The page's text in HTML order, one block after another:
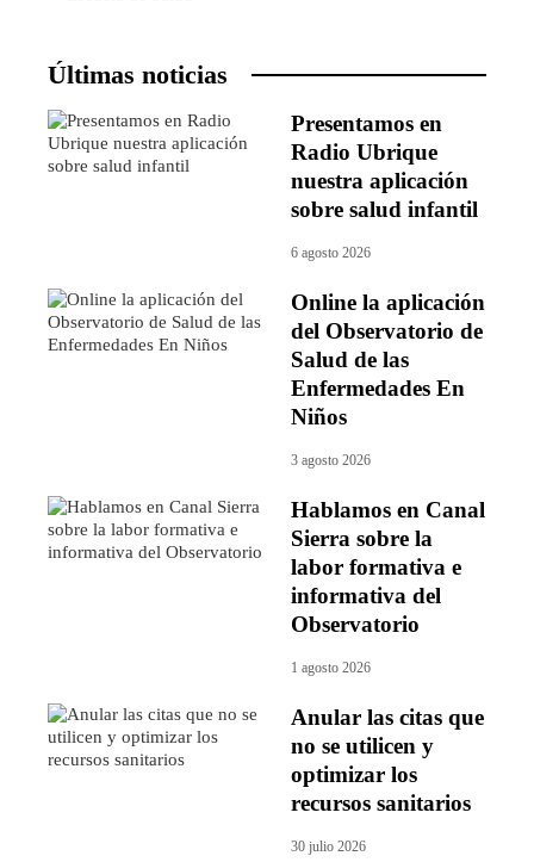
Últimas noticias
Presentamos en
Radio Ubrique
nuestra aplicación
sobre salud infantil
6 agosto 2026
Online la aplicación
del Observatorio de
Salud de las
Enfermedades En
Niños
3 agosto 2026
Hablamos en Canal
Sierra sobre la
labor formativa e
informativa del
Observatorio
1 agosto 2026
Anular las citas que
no se utilicen y
optimizar los
recursos sanitarios
30 julio 2026